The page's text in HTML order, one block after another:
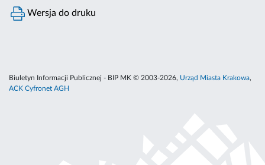
Wersja do druku
Biuletyn Informacji Publicznej - BIP MK © 2003-2026, Urząd Miasta Krakowa,
ACK Cyfronet AGH